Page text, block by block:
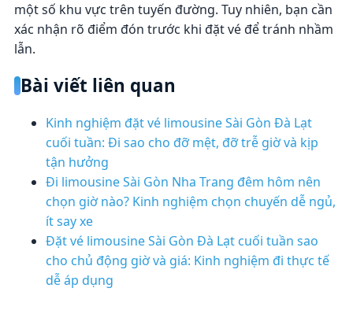
một số khu vực trên tuyến đường. Tuy nhiên, bạn cần
xác nhận rõ điểm đón trước khi đặt vé để tránh nhầm
lẫn.
Bài viết liên quan
Kinh nghiệm đặt vé limousine Sài Gòn Đà Lạt
cuối tuần: Đi sao cho đỡ mệt, đỡ trễ giờ và kịp
tận hưởng
Đi limousine Sài Gòn Nha Trang đêm hôm nên
chọn giờ nào? Kinh nghiệm chọn chuyến dễ ngủ,
ít say xe
Đặt vé limousine Sài Gòn Đà Lạt cuối tuần sao
cho chủ động giờ và giá: Kinh nghiệm đi thực tế
dễ áp dụng